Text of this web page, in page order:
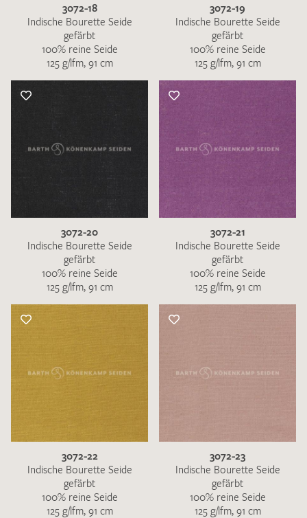
3072-18
Indische Bourette Seide
gefärbt
100% reine Seide
125 g/lfm, 91 cm
3072-19
Indische Bourette Seide
gefärbt
100% reine Seide
125 g/lfm, 91 cm
3072-20
Indische Bourette Seide
gefärbt
100% reine Seide
125 g/lfm, 91 cm
3072-21
Indische Bourette Seide
gefärbt
100% reine Seide
125 g/lfm, 91 cm
3072-22
Indische Bourette Seide
gefärbt
100% reine Seide
125 g/lfm, 91 cm
3072-23
Indische Bourette Seide
gefärbt
100% reine Seide
125 g/lfm, 91 cm